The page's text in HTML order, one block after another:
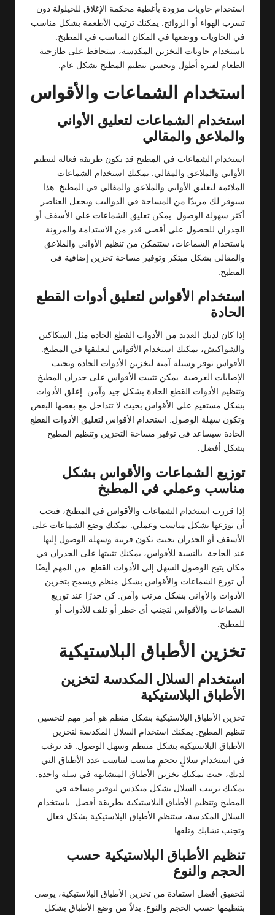
استخدام حاويات مزودة بأغطية محكمة الإغلاق للحيلولة دون
تسرب الهواء أو الروائح. يمكنك ترتيب الأطعمة بشكل مناسب
في الحاويات ووضعها في المكان المناسب في المطبخ.
باستخدام حاويات التخزين المكدسة، ستحافظ على طازجية
الطعام لفترة أطول وتحسن تنظيم المطبخ بشكل عام.
استخدام الشماعات والأقواس
استخدام الشماعات لتعليق الأواني
والملاعق والمقالي
استخدام الشماعات في المطبخ قد يكون طريقة فعالة لتنظيم
الأواني والملاعق والمقالي. يمكنك استخدام الشماعات
الملائمة لتعليق الأواني والملاعق والمقالي في المطبخ. هذا
سيوفر لك مزيدًا من المساحة في الدواليب ويجعل العناصر
أكثر سهولة الوصول. يمكن تعليق الشماعات على الأسقف أو
الجدران للحصول على أقصى قدر من الاستدامة والمرونة.
باستخدام الشماعات، ستتمكن من تنظيم الأواني والملاعق
والمقالي بشكل مبتكر وتوفير مساحة تخزين إضافية في
المطبخ.
استخدام الأقواس لتعليق أدوات القطع
الحادة
إذا كان لديك العديد من الأدوات القطع الحادة مثل السكاكين
والشواكيش، يمكنك استخدام الأقواس لتعليقها في المطبخ.
الأقواس توفر وسيلة آمنة لتخزين الأدوات الحادة وتجنب
الإصابات العرضية. يمكن تثبيت الأقواس على جدران المطبخ
وتنظيم الأدوات القطع الحادة بشكل جيد وآمن. إعلق الأدوات
بشكل مستقيم على الأقواس بحيث لا تتداخل مع بعضها البعض
وتكون سهلة الوصول. استخدام الأقواس لتعليق الأدوات القطع
الحادة سيساعد في توفير مساحة التخزين وتنظيم المطبخ
بشكل أفضل.
توزيع الشماعات والأقواس بشكل
مناسب وعملي في المطبخ
إذا قررت استخدام الشماعات والأقواس في المطبخ، فيجب
أن توزعها بشكل مناسب وعملي. يمكنك وضع الشماعات على
الأسقف أو الجدران بحيث تكون قريبة وسهلة الوصول إليها
عند الحاجة. بالنسبة للأقواس، يمكنك تثبيتها على الجدران في
مكان يتيح الوصول السهل إلى الأدوات القطع. من المهم أيضًا
أن توزع الشماعات والأقواس بشكل منظم ويسمح بتخزين
الأدوات والأواني بشكل مرتب وآمن. كن حذرًا عند توزيع
الشماعات والأقواس لتجنب أي خطر أو تلف للأدوات أو
للمطبخ.
تخزين الأطباق البلاستيكية
استخدام السلال المكدسة لتخزين
الأطباق البلاستيكية
تخزين الأطباق البلاستيكية بشكل منظم هو أمر مهم لتحسين
تنظيم المطبخ. يمكنك استخدام السلال المكدسة لتخزين
الأطباق البلاستيكية بشكل منتظم وسهل الوصول. قد ترغب
في استخدام سلالٍ بحجمٍ مناسب لتناسب عدد الأطباق التي
لديك، حيث يمكنك تخزين الأطباق المتشابهة في سلة واحدة.
يمكنك ترتيب السلال بشكل متكدس لتوفير مساحة في
المطبخ وتنظيم الأطباق البلاستيكية بطريقة أفضل. باستخدام
السلال المكدسة، ستنظم الأطباق البلاستيكية بشكل فعال
وتجنب تشابك وتلفها.
تنظيم الأطباق البلاستيكية حسب
الحجم والنوع
لتحقيق أفضل استفادة من تخزين الأطباق البلاستيكية، يوصى
بتنظيمها حسب الحجم والنوع. بدلاً من وضع الأطباق بشكل